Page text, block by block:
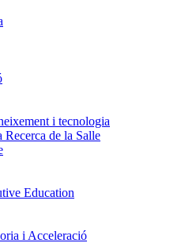
i tecnologia
Recerca de la Salle
Education
i Acceleració